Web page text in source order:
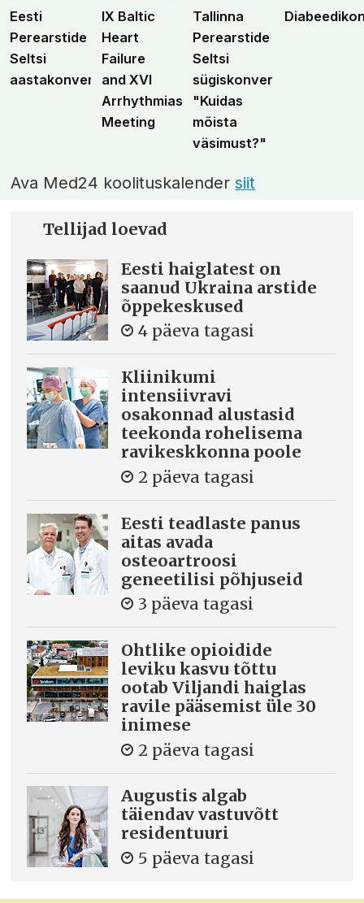
Eesti
Perearstide
Seltsi
aastakonverents
IX Baltic
Heart
Failure
and XVI
Arrhythmias
Meeting
Tallinna
Perearstide
Seltsi
sügiskonverents
"Kuidas
mõista
väsimust?"
Ava Med24 koolituskalendersiit
Tellijad loevad
Eesti haiglatest on
saanud Ukraina arstide
õppekeskused
4 päeva tagasi
Kliinikumi
intensiivravi
osakonnad alustasid
teekonda rohelisema
ravikeskkonna poole
2 päeva tagasi
Eesti teadlaste panus
aitas avada
osteoartroosi
geneetilisi põhjuseid
3 päeva tagasi
Ohtlike opioidide
leviku kasvu tõttu
ootab Viljandi haiglas
ravile pääsemist üle 30
inimese
2 päeva tagasi
Augustis algab
täiendav vastuvõtt
residentuuri
5 päeva tagasi